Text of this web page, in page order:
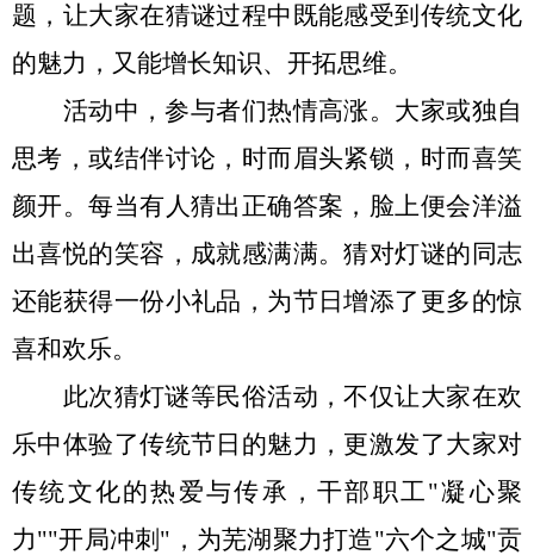
题，让大家在猜谜过程中既能感受到传统文化
的魅力，又能增长知识、开拓思维。
活动中，参与者们热情高涨。大家或独自
思考，或结伴讨论，时而眉头紧锁，时而喜笑
颜开。每当有人猜出正确答案，脸上便会洋溢
出喜悦的笑容，成就感满满。猜对灯谜的同志
还能获得一份小礼品，为节日增添了更多的惊
喜和欢乐。
此次猜灯谜等民俗活动，不仅让大家在欢
乐中体验了传统节日的魅力，更激发了大家对
传统文化的热爱与传承 ，干部职工"凝心聚
力""开局冲刺"，为芜湖聚力打造"六个之城"贡